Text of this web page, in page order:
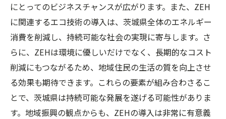
にとってのビジネスチャンスが広がります。また、ZEH
に関連するエコ技術の導入は、茨城県全体のエネルギー
消費を削減し、持続可能な社会の実現に寄与します。さ
らに、ZEHは環境に優しいだけでなく、長期的なコスト
削減にもつながるため、地域住民の生活の質を向上させ
る効果も期待できます。これらの要素が組み合わさるこ
とで、茨城県は持続可能な発展を遂げる可能性がありま
す。地域振興の観点からも、ZEHの導入は非常に有意義